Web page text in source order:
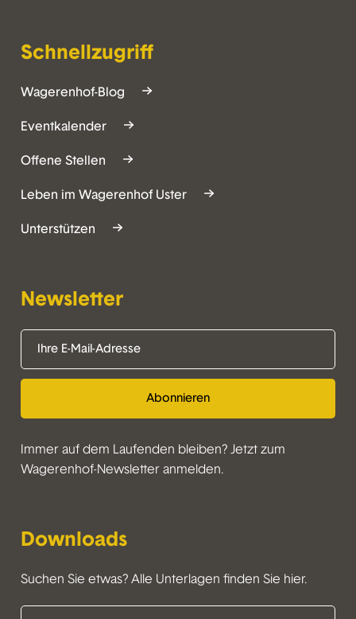
Schnellzugriff
Wagerenhof-Blog
Eventkalender
Offene Stellen
Leben im Wagerenhof Uster
Unterstützen
Newsletter
Abonnieren
Immer auf dem Laufenden bleiben? Jetzt zum
Wagerenhof-Newsletter anmelden.
Downloads
Suchen Sie etwas? Alle Unterlagen finden Sie hier.